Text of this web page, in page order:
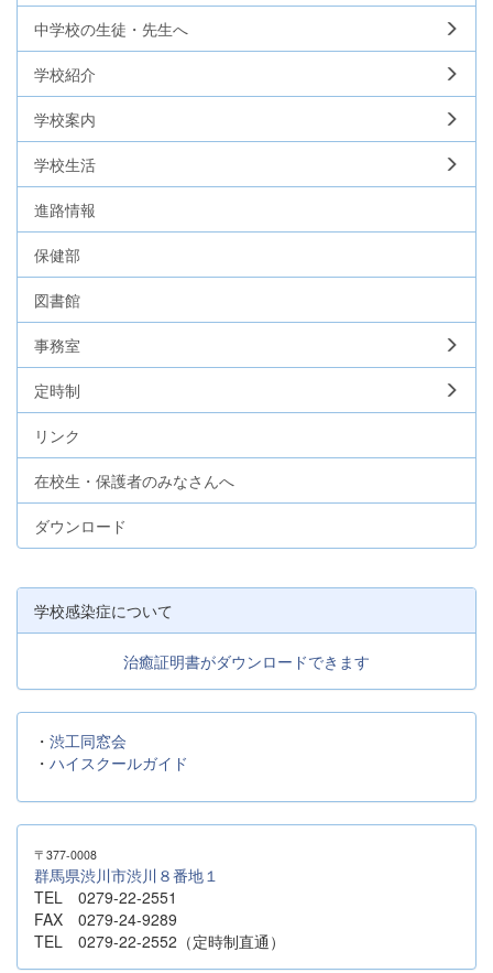
中学校の生徒・先生へ
学校紹介
学校案内
学校生活
進路情報
保健部
図書館
事務室
定時制
リンク
在校生・保護者のみなさんへ
ダウンロード
学校感染症について
治癒証明書がダウンロードできます
・ 渋工同窓会
・ ハイスクールガイド
〒377-0008
群馬県渋川市渋川８番地１
TEL 0279-22-2551
FAX 0279-24-9289
TEL 0279-22-2552（定時制直通）